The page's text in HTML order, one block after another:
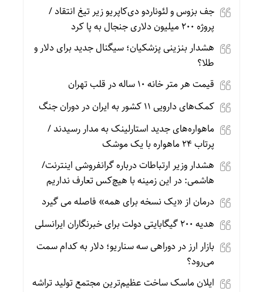
جف بزوس و لئوناردو دی‌کاپریو زیر تیغ انتقاد /
پروژه ۲۰۰ میلیون دلاری جنجال به پا کرد
هشدار بنزینی پزشکیان؛ سیگنال جدید برای دلار و
طلا؟
قیمت هر متر خانه ۱۰ ساله در قلب تهران
کمک‌های دارویی ۱۱ کشور به ایران در دوران جنگ
ماهواره‌های جدید استارلینک به مدار رسیدند /
پرتاب ۲۴ ماهواره با یک موشک
هشدار وزیر ارتباطات درباره گرانفروشی اینترنت/
هاشمی: در این زمینه با هیچ‌کس تعارف نداریم
درمان از «یک نسخه برای همه» فاصله می گیرد
هدیه ۲۰۰ گیگابایتی دولت برای خبرنگاران ایرانسلی
بازار ارز در دوراهی سه سناریو؛ دلار به کدام سمت
می‌رود؟
ایلان ماسک ساخت عظیم‌ترین مجتمع تولید تراشه